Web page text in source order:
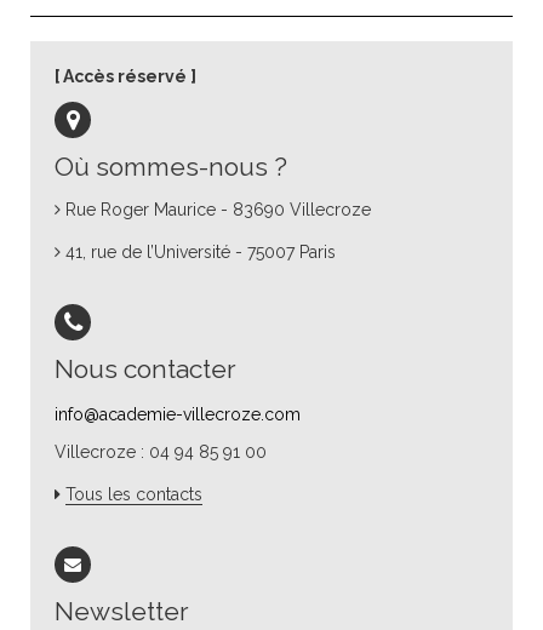
Où sommes-nous ?
Rue Roger Maurice - 83690 Villecroze
41, rue de l’Université - 75007 Paris
Nous contacter
info@academie-villecroze.com
Villecroze : 04 94 85 91 00
Tous les contacts
Newsletter
Accès réservé